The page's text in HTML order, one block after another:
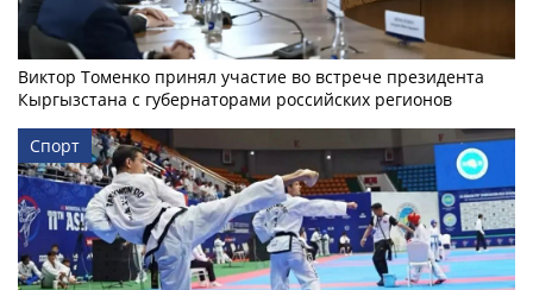
Виктор Томенко принял участие во встрече президента
Кыргызстана с губернаторами российских регионов
Спорт